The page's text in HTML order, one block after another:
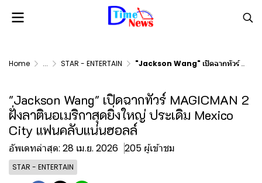
Home ... STAR - ENTERTAIN "Jackson Wang" เปิดฉากทัวร์ MAGICMAN 2 ฝั่งลาตินอเมริกาสุดยิ่งใหญ่ ประเดิม Mexico City แฟนคลับแน่นฮอลล์
"Jackson Wang" เปิดฉากทัวร์ MAGICMAN 2
ฝั่งลาตินอเมริกาสุดยิ่งใหญ่ ประเดิม Mexico
City แฟนคลับแน่นฮอลล์
อัพเดทล่าสุด: 28 เม.ย. 2026 205 ผู้เข้าชม
STAR - ENTERTAIN